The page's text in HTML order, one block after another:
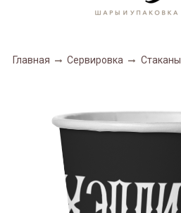
Главная Сервировка Стаканы